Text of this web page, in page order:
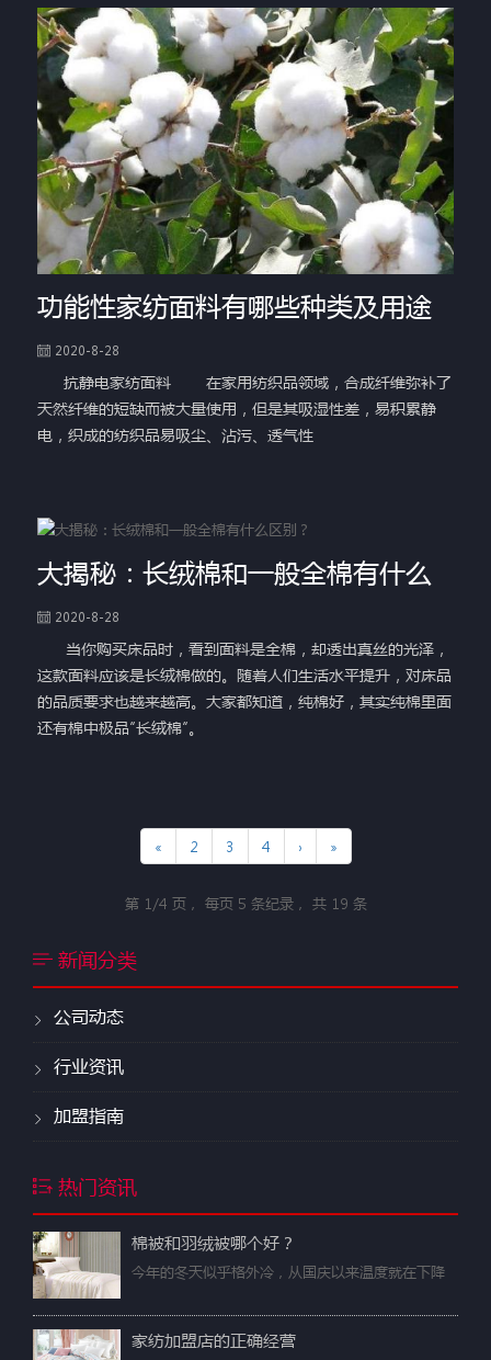
功能性家纺面料有哪些种类及用途
2020-8-28
抗静电家纺面料 在家用纺织品领域，合成纤维弥补了
天然纤维的短缺而被大量使用，但是其吸湿性差，易积累静
电，织成的纺织品易吸尘、沾污、透气性
大揭秘：长绒棉和一般全棉有什么
2020-8-28
当你购买床品时，看到面料是全棉，却透出真丝的光泽，
这款面料应该是长绒棉做的。随着人们生活水平提升，对床品
的品质要求也越来越高。大家都知道，纯棉好，其实纯棉里面
还有棉中极品“长绒棉”。
« 2 3 4 › »
第 1/4 页， 每页 5 条纪录， 共 19 条
新闻分类
公司动态
行业资讯
加盟指南
热门资讯
棉被和羽绒被哪个好？
今年的冬天似乎格外冷，从国庆以来温度就在下降
家纺加盟店的正确经营